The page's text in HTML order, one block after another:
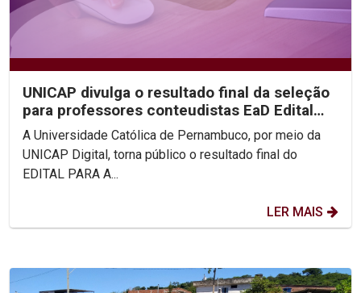
UNICAP divulga o resultado final da seleção
para professores conteudistas EaD Edital
2021/01
A Universidade Católica de Pernambuco, por meio da
UNICAP Digital, torna público o resultado final do
EDITAL PARA A...
LER MAIS